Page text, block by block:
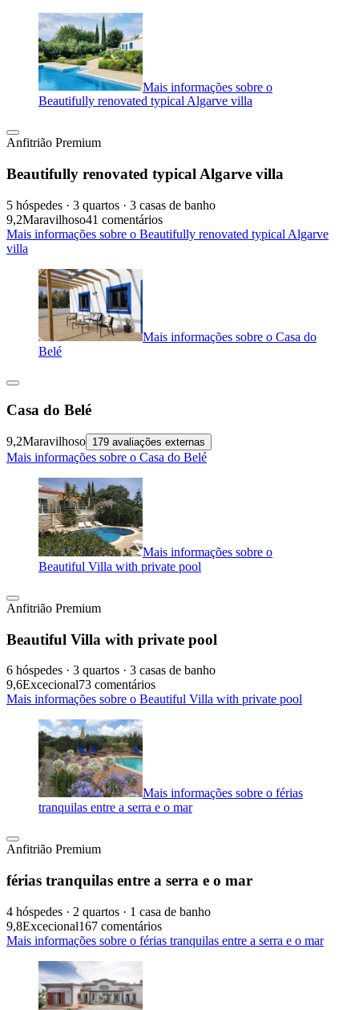
Mais informações sobre o
Beautifully renovated typical Algarve villa
Anfitrião Premium
Beautifully renovated typical Algarve villa
5 hóspedes · 3 quartos · 3 casas de banho
9,2Maravilhoso41 comentários
Mais informações sobre o Beautifully renovated typical Algarve
villa
Mais informações sobre o Casa do
Belé
Casa do Belé
9,2Maravilhoso 179 avaliações externas
Mais informações sobre o Casa do Belé
Mais informações sobre o
Beautiful Villa with private pool
Anfitrião Premium
Beautiful Villa with private pool
6 hóspedes · 3 quartos · 3 casas de banho
9,6Excecional73 comentários
Mais informações sobre o Beautiful Villa with private pool
Mais informações sobre o férias
tranquilas entre a serra e o mar
Anfitrião Premium
férias tranquilas entre a serra e o mar
4 hóspedes · 2 quartos · 1 casa de banho
9,8Excecional167 comentários
Mais informações sobre o férias tranquilas entre a serra e o mar